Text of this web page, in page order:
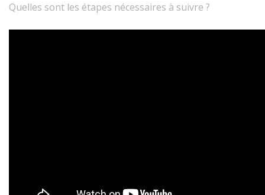
Quelles sont les étapes nécessaires à suivre ?